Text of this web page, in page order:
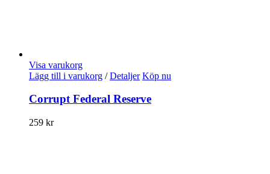
Visa varukorg
Lägg till i varukorg / Detaljer Köp nu
Corrupt Federal Reserve
259 kr